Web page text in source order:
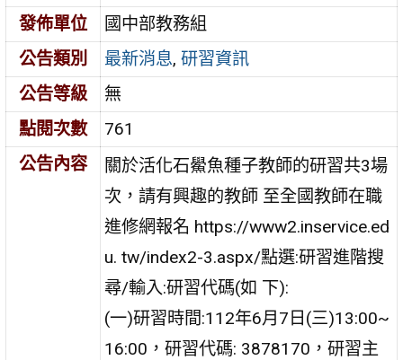
發佈單位
國中部教務組
公告類別
最新消息,研習資訊
公告等級
無
點閱次數
761
公告內容
關於活化石鱟魚種子教師的研習共3場
次，請有興趣的教師 至全國教師在職
進修網報名 https://www2.inservice.ed
u. tw/index2-3.aspx/點選:研習進階搜
尋/輸入:研習代碼(如 下):
(一)研習時間:112年6月7日(三)13:00~
16:00，研習代碼: 3878170，研習主